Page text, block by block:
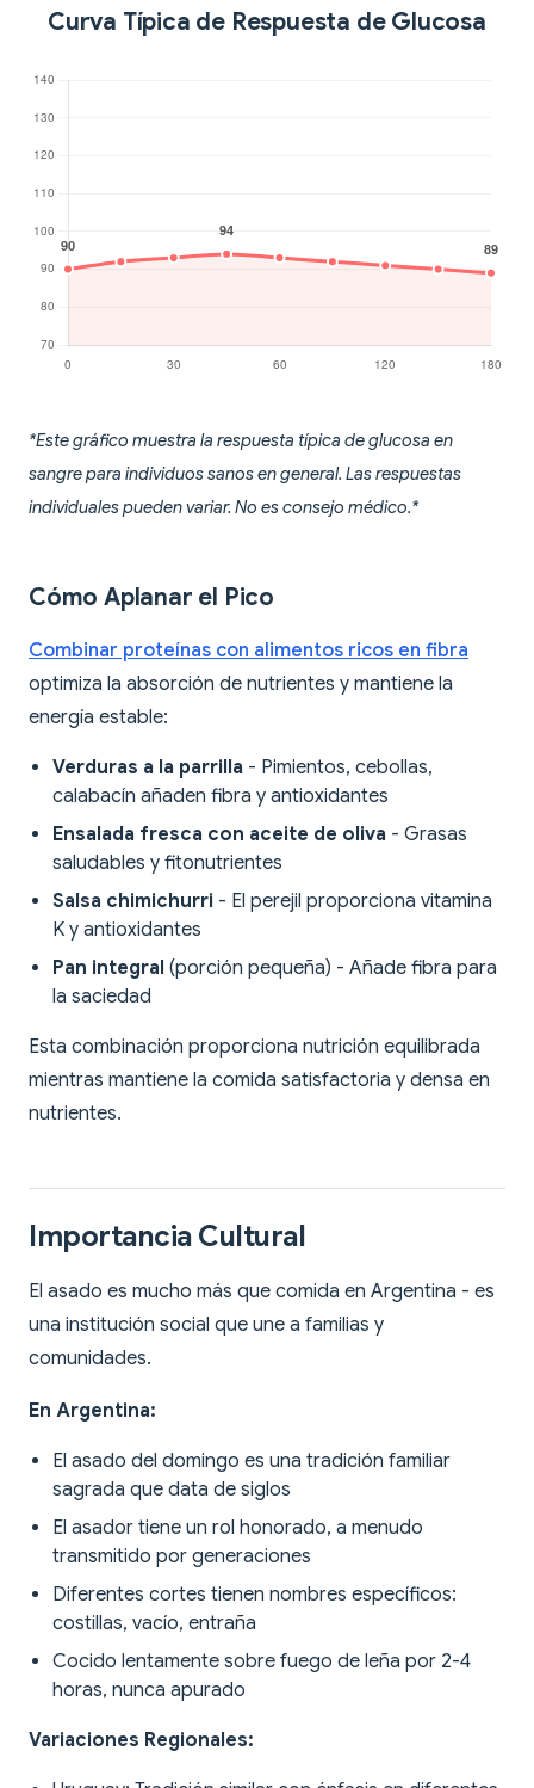
Curva Típica de Respuesta de Glucosa
*Este gráfico muestra la respuesta típica de glucosa en
sangre para individuos sanos en general. Las respuestas
individuales pueden variar. No es consejo médico.*
Cómo Aplanar el Pico
Combinar proteínas con alimentos ricos en fibra
optimiza la absorción de nutrientes y mantiene la
energía estable:
Verduras a la parrilla - Pimientos, cebollas,
calabacín añaden fibra y antioxidantes
Ensalada fresca con aceite de oliva - Grasas
saludables y fitonutrientes
Salsa chimichurri - El perejil proporciona vitamina
K y antioxidantes
Pan integral (porción pequeña) - Añade fibra para
la saciedad
Esta combinación proporciona nutrición equilibrada
mientras mantiene la comida satisfactoria y densa en
nutrientes.
Importancia Cultural
El asado es mucho más que comida en Argentina - es
una institución social que une a familias y
comunidades.
En Argentina:
El asado del domingo es una tradición familiar
sagrada que data de siglos
El asador tiene un rol honorado, a menudo
transmitido por generaciones
Diferentes cortes tienen nombres específicos:
costillas, vacío, entraña
Cocido lentamente sobre fuego de leña por 2-4
horas, nunca apurado
Variaciones Regionales: